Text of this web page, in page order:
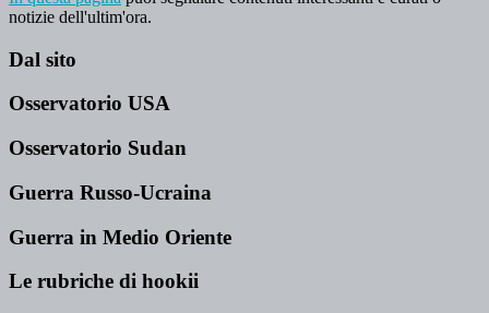
notizie dell'ultim'ora.
Dal sito
Osservatorio USA
Osservatorio Sudan
Guerra Russo-Ucraina
Guerra in Medio Oriente
Le rubriche di hookii